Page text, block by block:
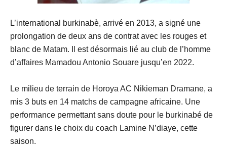
L’international burkinabè, arrivé en 2013, a signé une
prolongation de deux ans de contrat avec les rouges et
blanc de Matam. Il est désormais lié au club de l’homme
d’affaires Mamadou Antonio Souare jusqu’en 2022.
Le milieu de terrain de Horoya AC Nikieman Dramane, a
mis 3 buts en 14 matchs de campagne africaine. Une
performance permettant sans doute pour le burkinabé de
figurer dans le choix du coach Lamine N’diaye, cette
saison.